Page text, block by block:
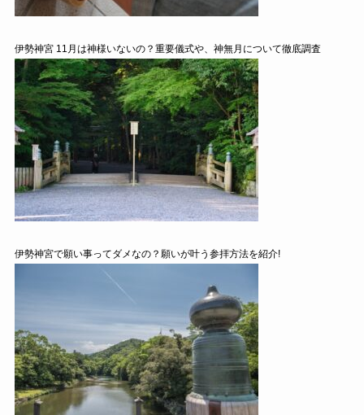
伊勢神宮 11月は神様いないの？重要儀式や、神無月について徹底調査
伊勢神宮で願い事ってダメなの？願いが叶う参拝方法を紹介!